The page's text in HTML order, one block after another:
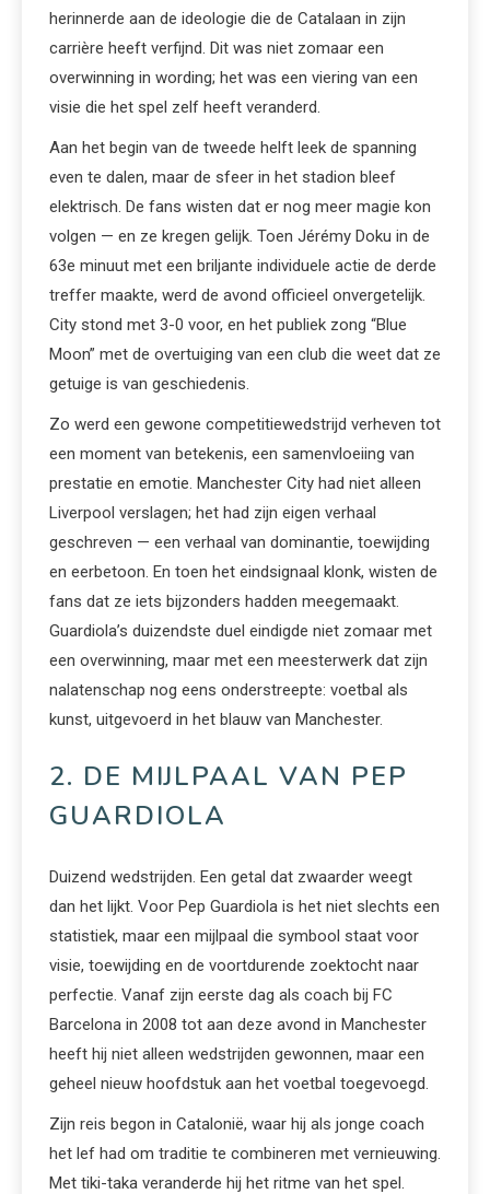
herinnerde aan de ideologie die de Catalaan in zijn
carrière heeft verfijnd. Dit was niet zomaar een
overwinning in wording; het was een viering van een
visie die het spel zelf heeft veranderd.
Aan het begin van de tweede helft leek de spanning
even te dalen, maar de sfeer in het stadion bleef
elektrisch. De fans wisten dat er nog meer magie kon
volgen — en ze kregen gelijk. Toen Jérémy Doku in de
63e minuut met een briljante individuele actie de derde
treffer maakte, werd de avond officieel onvergetelijk.
City stond met 3-0 voor, en het publiek zong “Blue
Moon” met de overtuiging van een club die weet dat ze
getuige is van geschiedenis.
Zo werd een gewone competitiewedstrijd verheven tot
een moment van betekenis, een samenvloeiing van
prestatie en emotie. Manchester City had niet alleen
Liverpool verslagen; het had zijn eigen verhaal
geschreven — een verhaal van dominantie, toewijding
en eerbetoon. En toen het eindsignaal klonk, wisten de
fans dat ze iets bijzonders hadden meegemaakt.
Guardiola’s duizendste duel eindigde niet zomaar met
een overwinning, maar met een meesterwerk dat zijn
nalatenschap nog eens onderstreepte: voetbal als
kunst, uitgevoerd in het blauw van Manchester.
2. DE MIJLPAAL VAN PEP
GUARDIOLA
Duizend wedstrijden. Een getal dat zwaarder weegt
dan het lijkt. Voor Pep Guardiola is het niet slechts een
statistiek, maar een mijlpaal die symbool staat voor
visie, toewijding en de voortdurende zoektocht naar
perfectie. Vanaf zijn eerste dag als coach bij FC
Barcelona in 2008 tot aan deze avond in Manchester
heeft hij niet alleen wedstrijden gewonnen, maar een
geheel nieuw hoofdstuk aan het voetbal toegevoegd.
Zijn reis begon in Catalonië, waar hij als jonge coach
het lef had om traditie te combineren met vernieuwing.
Met tiki-taka veranderde hij het ritme van het spel.